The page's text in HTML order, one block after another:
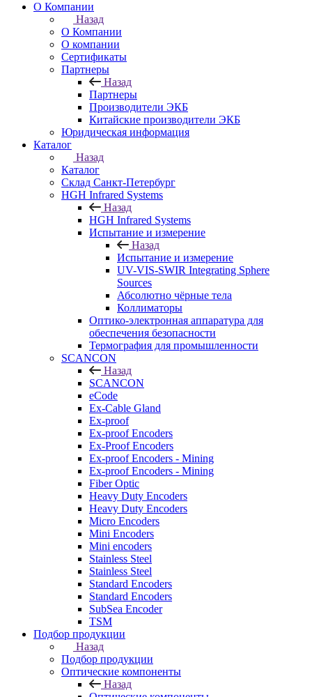
О Компании
Назад
О Компании
О компании
Сертификаты
Партнеры
Назад
Партнеры
Производители ЭКБ
Китайские производители ЭКБ
Юридическая информация
Каталог
Назад
Каталог
Cклад Санкт-Петербург
HGH Infrared Systems
Назад
HGH Infrared Systems
Испытание и измерение
Назад
Испытание и измерение
UV-VIS-SWIR Integrating Sphere
Sources
Абсолютно чёрные тела
Коллиматоры
Оптико-электронная аппаратура для
обеспечения безопасности
Термография для промышленности
SCANCON
Назад
SCANCON
eCode
Ex-Cable Gland
Ex-proof
Ex-proof Encoders
Ex-Proof Encoders
Ex-proof Encoders - Mining
Ex-proof Encoders - Mining
Fiber Optic
Heavy Duty Encoders
Heavy Duty Encoders
Micro Encoders
Mini Encoders
Mini encoders
Stainless Steel
Stainless Steel
Standard Encoders
Standard Encoders
SubSea Encoder
TSM
Подбор продукции
Назад
Подбор продукции
Оптические компоненты
Назад